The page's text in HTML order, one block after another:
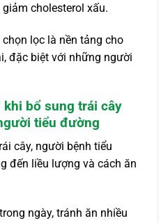
cholesterol xấu.
lọc là nền tảng cho
đặc biệt với những người
khi bổ sung trái cây
tiểu đường
cây, người bệnh tiểu
đến liều lượng và cách ăn
ngày, tránh ăn nhiều